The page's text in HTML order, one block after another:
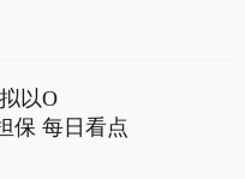
以O
保 每日看点